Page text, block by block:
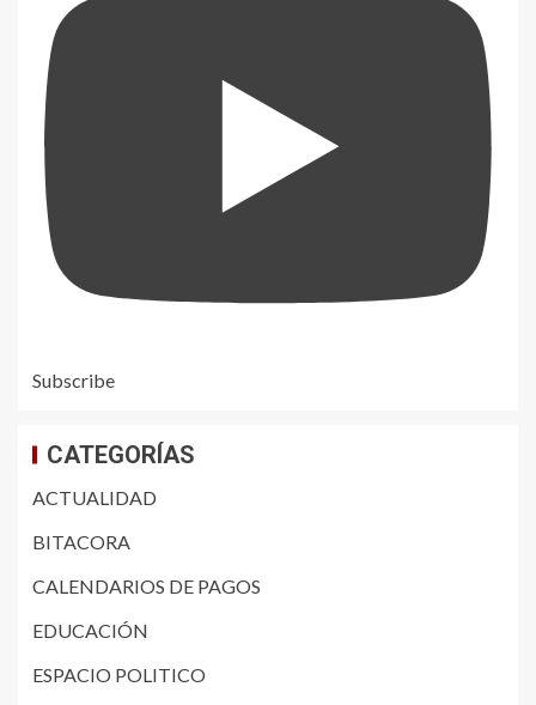
Subscribe
CATEGORÍAS
ACTUALIDAD
BITACORA
CALENDARIOS DE PAGOS
EDUCACIÓN
ESPACIO POLITICO